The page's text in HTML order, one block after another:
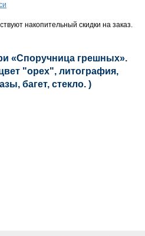
накопительный скидки на заказ.
«Споручница грешных».
"орех", литография,
багет, стекло. )